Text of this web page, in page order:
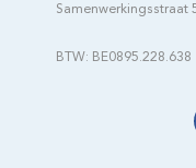
Samenwerkingsstraat
BTW: BE0895.228.638